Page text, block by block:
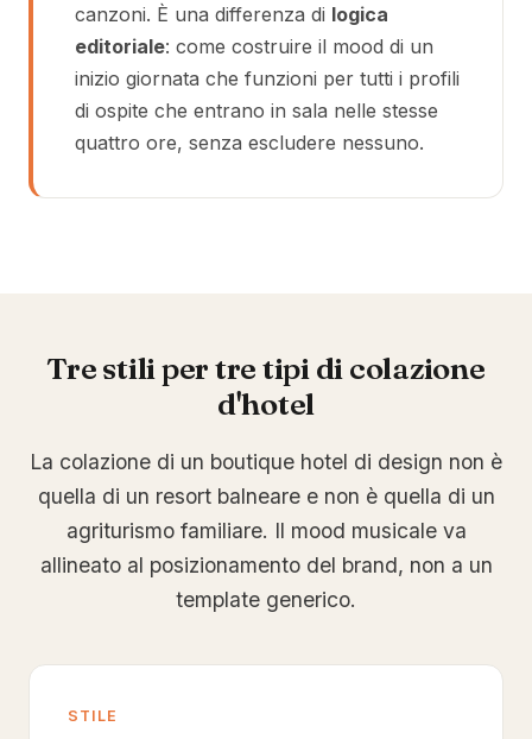
canzoni. È una differenza di logica
editoriale: come costruire il mood di un
inizio giornata che funzioni per tutti i profili
di ospite che entrano in sala nelle stesse
quattro ore, senza escludere nessuno.
Tre stili per tre tipi di colazione
d'hotel
La colazione di un boutique hotel di design non è
quella di un resort balneare e non è quella di un
agriturismo familiare. Il mood musicale va
allineato al posizionamento del brand, non a un
template generico.
STILE